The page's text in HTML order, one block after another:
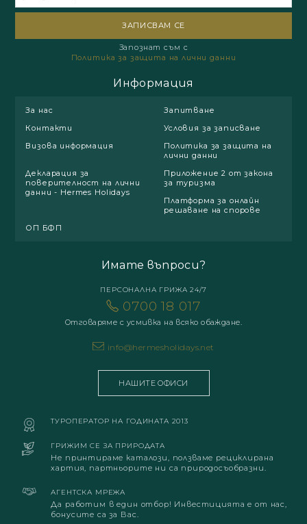
Запознат съм с
Политика за защита на лични данни
Информация
За нас
Запитване
Контакти
Условия за записване
Визова информация
Политика за защита на
лични данни
Декларация за
поверителност на лични
данни - Hermes Holidays
Приложение 2 от закона
за туризма
Платформа за онлайн
решаване на спорове
ОП БФП
Имате въпроси?
ПЕРСОНАЛНА ГРИЖА 24/7
0700 18 017
Отговаряме с усмивка на всяко обаждане.
info@hermesholidays.net
НАШИТЕ ОФИСИ
ТУРОПЕРАТОР НА ГОДИНАТА 2013
ГРИЖИМ СЕ ЗА ПРИРОДАТА
Не принтираме каталози, ползваме рециклирана
хартия, партньорите ни са природосъобразни.
АГЕНТСКА МРЕЖА
Да работим в един отбор! Инвестицията е от нас,
бонусите са за Вас.